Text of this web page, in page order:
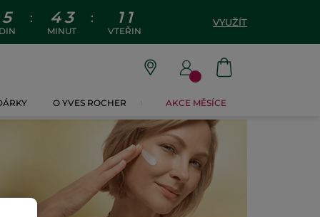
5 : 4 3
MINUT
: 10
VTEŘIN
VYUŽÍT
O YVES ROCHER AKCE MĚSÍCE